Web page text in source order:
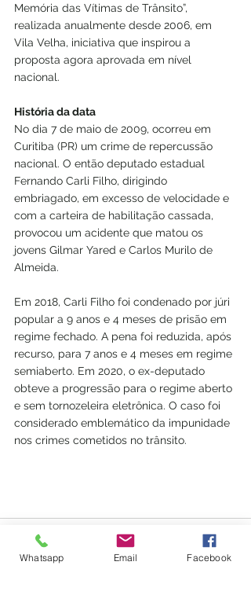
Memória das Vítimas de Trânsito”,
realizada anualmente desde 2006, em
Vila Velha, iniciativa que inspirou a
proposta agora aprovada em nível
nacional.
História da data
No dia 7 de maio de 2009, ocorreu em
Curitiba (PR) um crime de repercussão
nacional. O então deputado estadual
Fernando Carli Filho, dirigindo
embriagado, em excesso de velocidade e
com a carteira de habilitação cassada,
provocou um acidente que matou os
jovens Gilmar Yared e Carlos Murilo de
Almeida.
Em 2018, Carli Filho foi condenado por júri
popular a 9 anos e 4 meses de prisão em
regime fechado. A pena foi reduzida, após
recurso, para 7 anos e 4 meses em regime
semiaberto. Em 2020, o ex-deputado
obteve a progressão para o regime aberto
e sem tornozeleira eletrônica. O caso foi
considerado emblemático da impunidade
nos crimes cometidos no trânsito.
Whatsapp Email Facebook